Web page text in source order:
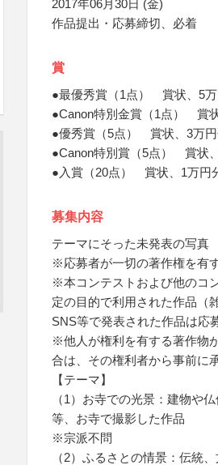
2017年06月30日 (金)
作品提出・応募締切、必着
賞
●最優秀賞（1点） 賞状、5
●Canon特別金賞（1点） 賞
●優秀賞（5点） 賞状、3万
●Canon特別賞（5点） 賞状
●入賞（20点） 賞状、1万円
募集内容
テーマにそった未発表の写真
※応募者が一切の著作権を有
※本コンテストおよび他のコ
定の目的で利用された作品（
SNS等で発表された作品は応
※他人が権利を有する著作物
合は、その権利者から事前に
【テーマ】
（1）お寺での光景：建物や
等、お寺で撮影した作品
※宗派不問
（2）ふるさとの情景：伝統